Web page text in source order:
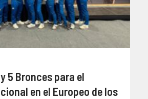
5 Bronces para el
en el Europeo de los